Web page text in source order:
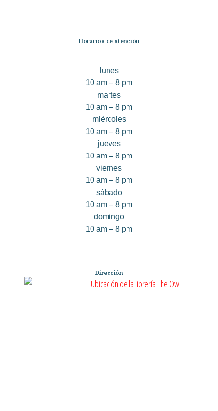
Horarios de atención
lunes
10 am – 8 pm
martes
10 am – 8 pm
miércoles
10 am – 8 pm
jueves
10 am – 8 pm
viernes
10 am – 8 pm
sábado
10 am – 8 pm
domingo
10 am – 8 pm
Dirección